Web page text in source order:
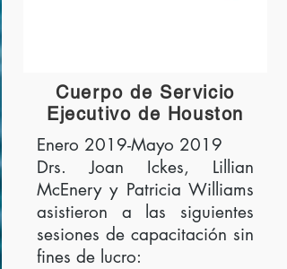
Cuerpo de Servicio
Ejecutivo de Houston
Enero 2019-Mayo 2019
Drs. Joan Ickes, Lillian
McEnery y Patricia Williams
asistieron a las siguientes
sesiones de capacitación sin
fines de lucro: